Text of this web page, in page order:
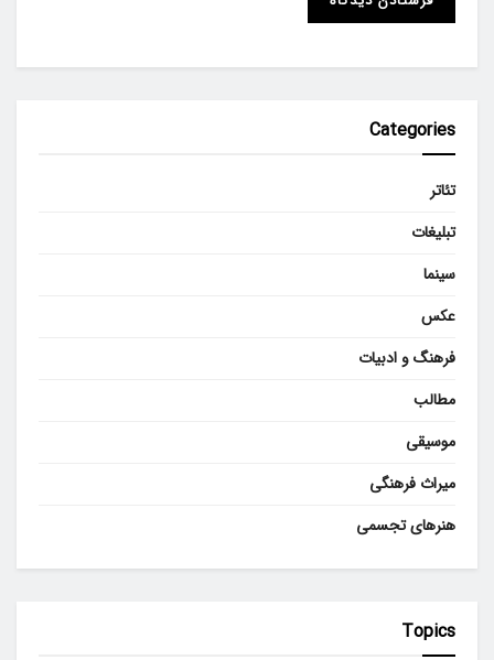
Categories
تئاتر
تبلیغات
سینما
عکس
فرهنگ و ادبیات
مطالب
موسیقی
میراث فرهنگی
هنرهای تجسمی
Topics